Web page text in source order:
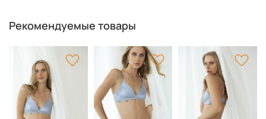
Рекомендуемые товары